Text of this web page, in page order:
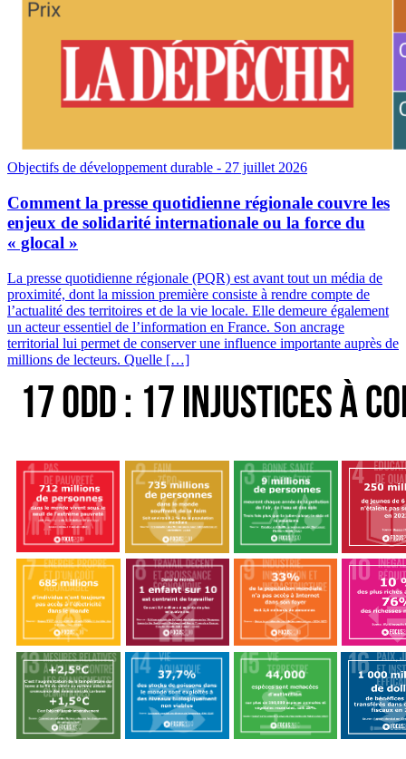
Objectifs de développement durable - 27 juillet 2026
Comment la presse quotidienne régionale couvre les
enjeux de solidarité internationale ou la force du
« glocal »
La presse quotidienne régionale (PQR) est avant tout un média de
proximité, dont la mission première consiste à rendre compte de
l’actualité des territoires et de la vie locale. Elle demeure également
un acteur essentiel de l’information en France. Son ancrage
territorial lui permet de conserver une influence importante auprès de
millions de lecteurs. Quelle […]